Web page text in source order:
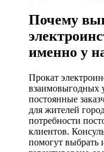
Почему
именно у
Прокат
взаимовыгодных
постоянные
для жителей
потребности
клиентов.
помогут выбрать